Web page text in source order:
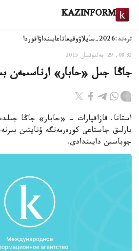
KAZINFORM
ترەند:2026-سايلاۋ وقيعاتاعايىنداۋاقوردا
08:32, 29 جەلتوقسان 2015
جاڭا جىل «حابار» ارناسىمەن
استانا. قازاقپارات - «حابار» جاڭا
بارلىق جاستاعى كورەرمەنگە ۇنايتىن
جوباسىن دايىندادى.